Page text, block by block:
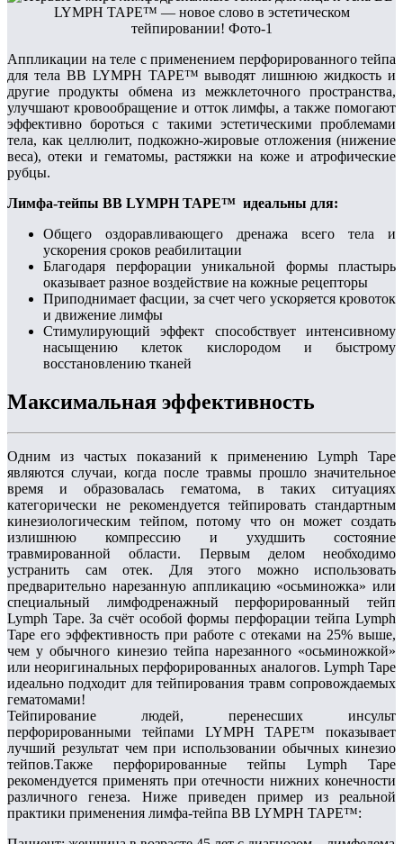
Аппликации на теле с применением перфорированного тейпа
для тела BB LYMPH TAPE™ выводят лишнюю жидкость и
другие продукты обмена из межклеточного пространства,
улучшают кровообращение и отток лимфы, а также помогают
эффективно бороться с такими эстетическими проблемами
тела, как целлюлит, подкожно-жировые отложения (нижение
веса), отеки и гематомы, растяжки на коже и атрофические
рубцы.
Лимфа-тейпы BB LYMPH TAPE™ идеальны для:
Общего оздоравливающего дренажа всего тела и
ускорения сроков реабилитации
Благодаря перфорации уникальной формы пластырь
оказывает разное воздействие на кожные рецепторы
Приподнимает фасции, за счет чего ускоряется кровоток
и движение лимфы
Стимулирующий эффект способствует интенсивному
насыщению клеток кислородом и быстрому
восстановлению тканей
Максимальная эффективность
Одним из частых показаний к применению Lymph Tape
являются случаи, когда после травмы прошло значительное
время и образовалась гематома, в таких ситуациях
категорически не рекомендуется тейпировать стандартным
кинезиологическим тейпом, потому что он может создать
излишнюю компрессию и ухудшить состояние
травмированной области. Первым делом необходимо
устранить сам отек. Для этого можно использовать
предварительно нарезанную аппликацию «осьминожка» или
специальный лимфодренажный перфорированный тейп
Lymph Tape. За счёт особой формы перфорации тейпа Lymph
Tape его эффективность при работе с отеками на 25% выше,
чем у обычного кинезио тейпа нарезанного «осьминожкой»
или неоригинальных перфорированных аналогов. Lymph Tape
идеально подходит для тейпирования травм сопровождаемых
гематомами!
Тейпирование людей, перенесших инсульт
перфорированными тейпами LYMPH TAPE™ показывает
лучший результат чем при использовании обычных кинезио
тейпов.Также перфорированные тейпы Lymph Tape
рекомендуется применять при отечности нижних конечности
различного генеза. Ниже приведен пример из реальной
практики применения лимфа-тейпа BB LYMPH TAPE™: